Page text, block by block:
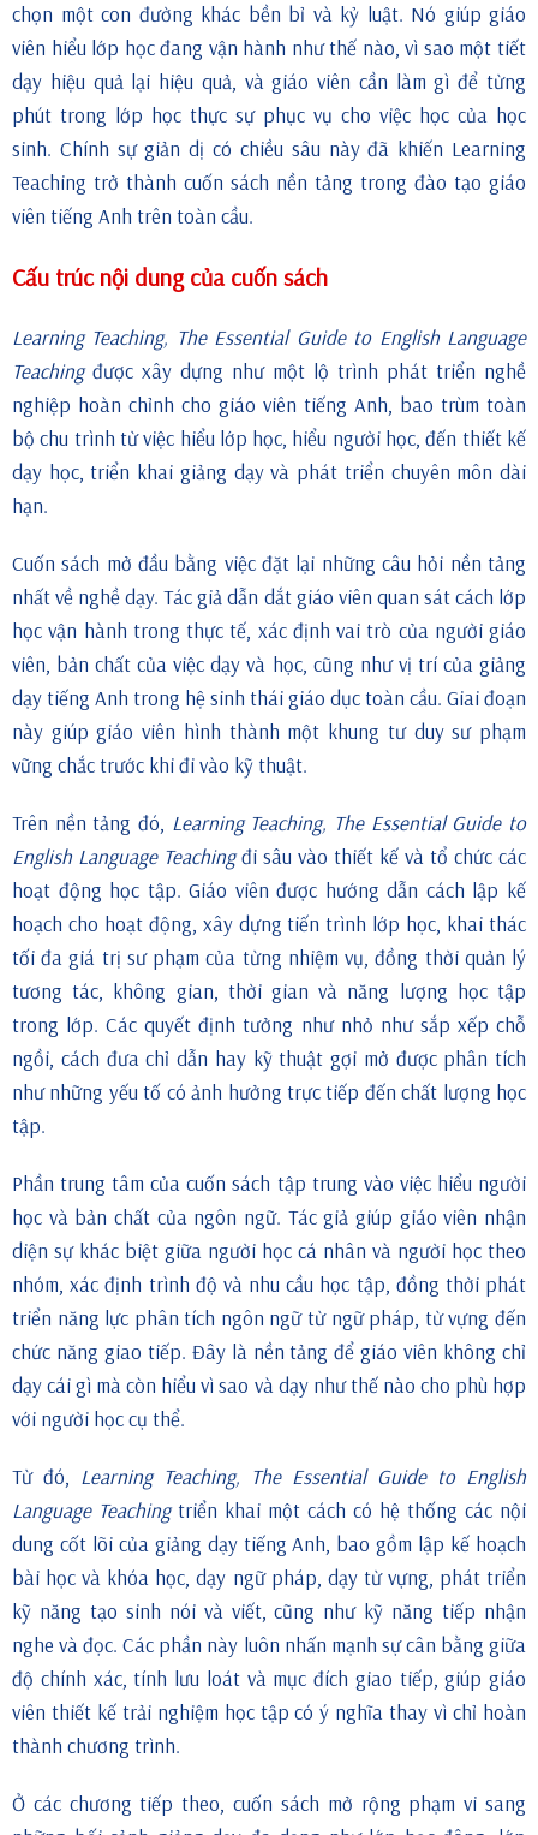
chọn một con đường khác bền bỉ và kỷ luật. Nó giúp giáo
viên hiểu lớp học đang vận hành như thế nào, vì sao một tiết
dạy hiệu quả lại hiệu quả, và giáo viên cần làm gì để từng
phút trong lớp học thực sự phục vụ cho việc học của học
sinh. Chính sự giản dị có chiều sâu này đã khiến Learning
Teaching trở thành cuốn sách nền tảng trong đào tạo giáo
viên tiếng Anh trên toàn cầu.
Cấu trúc nội dung của cuốn sách
Learning Teaching, The Essential Guide to English Language
Teachingđược xây dựng như một lộ trình phát triển nghề
nghiệp hoàn chỉnh cho giáo viên tiếng Anh, bao trùm toàn
bộ chu trình từ việc hiểu lớp học, hiểu người học, đến thiết kế
dạy học, triển khai giảng dạy và phát triển chuyên môn dài
hạn.
Cuốn sách mở đầu bằng việc đặt lại những câu hỏi nền tảng
nhất về nghề dạy. Tác giả dẫn dắt giáo viên quan sát cách lớp
học vận hành trong thực tế, xác định vai trò của người giáo
viên, bản chất của việc dạy và học, cũng như vị trí của giảng
dạy tiếng Anh trong hệ sinh thái giáo dục toàn cầu. Giai đoạn
này giúp giáo viên hình thành một khung tư duy sư phạm
vững chắc trước khi đi vào kỹ thuật.
Trên nền tảng đó, Learning Teaching, The Essential Guide to
English Language Teachingđi sâu vào thiết kế và tổ chức các
hoạt động học tập. Giáo viên được hướng dẫn cách lập kế
hoạch cho hoạt động, xây dựng tiến trình lớp học, khai thác
tối đa giá trị sư phạm của từng nhiệm vụ, đồng thời quản lý
tương tác, không gian, thời gian và năng lượng học tập
trong lớp. Các quyết định tưởng như nhỏ như sắp xếp chỗ
ngồi, cách đưa chỉ dẫn hay kỹ thuật gợi mở được phân tích
như những yếu tố có ảnh hưởng trực tiếp đến chất lượng học
tập.
Phần trung tâm của cuốn sách tập trung vào việc hiểu người
học và bản chất của ngôn ngữ. Tác giả giúp giáo viên nhận
diện sự khác biệt giữa người học cá nhân và người học theo
nhóm, xác định trình độ và nhu cầu học tập, đồng thời phát
triển năng lực phân tích ngôn ngữ từ ngữ pháp, từ vựng đến
chức năng giao tiếp. Đây là nền tảng để giáo viên không chỉ
dạy cái gì mà còn hiểu vì sao và dạy như thế nào cho phù hợp
với người học cụ thể.
Từ đó, Learning Teaching, The Essential Guide to English
Language Teachingtriển khai một cách có hệ thống các nội
dung cốt lõi của giảng dạy tiếng Anh, bao gồm lập kế hoạch
bài học và khóa học, dạy ngữ pháp, dạy từ vựng, phát triển
kỹ năng tạo sinh nói và viết, cũng như kỹ năng tiếp nhận
nghe và đọc. Các phần này luôn nhấn mạnh sự cân bằng giữa
độ chính xác, tính lưu loát và mục đích giao tiếp, giúp giáo
viên thiết kế trải nghiệm học tập có ý nghĩa thay vì chỉ hoàn
thành chương trình.
Ở các chương tiếp theo, cuốn sách mở rộng phạm vi sang